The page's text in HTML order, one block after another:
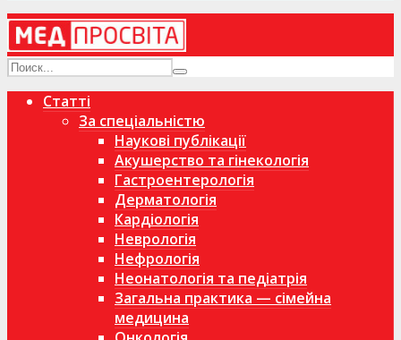
Статті
За спеціальністю
Наукові публікації
Акушерство та гінекологія
Гастроентерологія
Дерматологія
Кардіологія
Неврологія
Нефрологія
Неонатологія та педіатрія
Загальна практика — сімейна
медицина